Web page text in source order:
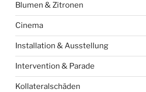
Blumen & Zitronen
Cinema
Installation & Ausstellung
Intervention & Parade
Kollateralschäden